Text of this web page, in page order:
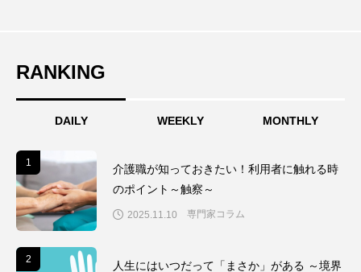
RANKING
DAILY WEEKLY MONTHLY
1
介護職が知っておきたい！利用者に触れる時
のポイント～触察～
2025.11.10 専門家コラム
2
人生にはいつだって「まさか」がある ～境界